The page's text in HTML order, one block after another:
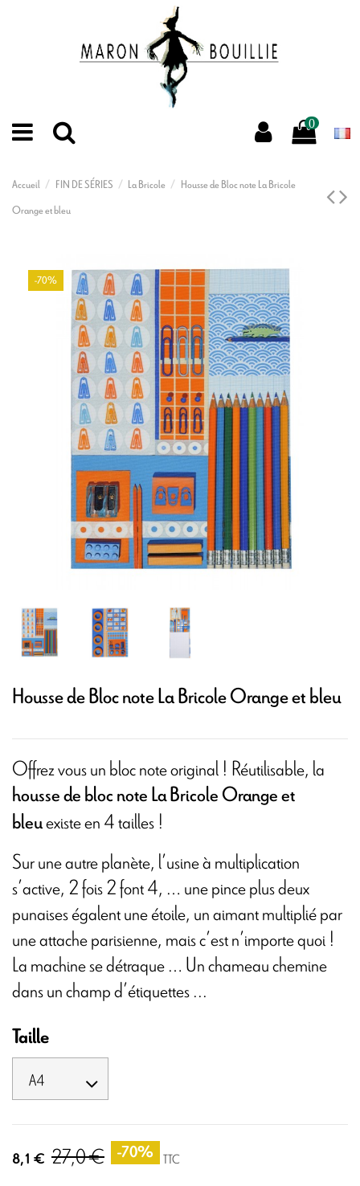
0
Accueil FIN DE SÉRIES La Bricole
Housse de Bloc note La Bricole
Orange et bleu
-70%
Housse de Bloc note La Bricole Orange et bleu
Offrez vous un bloc note original ! Réutilisable, la
housse de bloc note La Bricole Orange et
bleuexiste en 4 tailles !
Sur une autre planète, l’usine à multiplication
s’active, 2 fois 2 font 4, … une pince plus deux
punaises égalent une étoile, un aimant multiplié par
une attache parisienne, mais c’est n’importe quoi !
La machine se détraque … Un chameau chemine
dans un champ d’étiquettes ...
Taille
8,1 € 27,0 € -70% TTC